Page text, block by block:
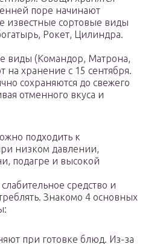
поре начинают
известные сортовые виды
Рокет, Цилиндра.
виды (Командор, Матрона,
на хранение с 15 сентября.
сохраняются до свежего
отменного вкуса и
подходить к
низком давлении,
подагре и высокой
средство и
Знакомо 4 основных
при готовке блюд. Из-за